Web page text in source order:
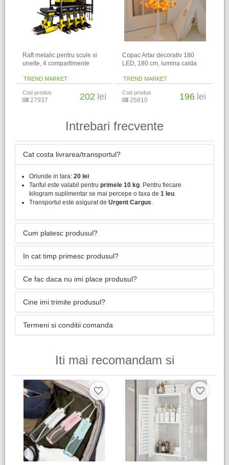
Raft metalic pentru scule si
unelte, 4 compartimente
TREND MARKET
Cod produs
27937 202 lei
Copac Artar decorativ 180
LED, 180 cm, lumina calda
TREND MARKET
Cod produs
25810 196 lei
Intrebari frecvente
Cat costa livrarea/transportul?
Oriunde in tara: 20 lei
Tariful este valabil pentru primele 10 kg . Pentru fiecare
kilogram suplimentar se mai percepe o taxa de 1 leu
Transportul este asigurat de Urgent Cargus
Cum platesc produsul?
In cat timp primesc produsul?
Ce fac daca nu imi place produsul?
Cine imi trimite produsul?
Termeni si conditii comanda
Iti mai recomandam si